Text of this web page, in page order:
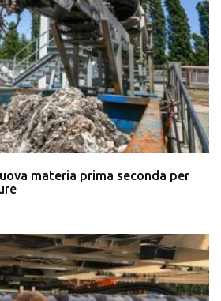
materia prima seconda per